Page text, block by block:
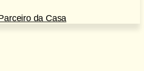
da Casa